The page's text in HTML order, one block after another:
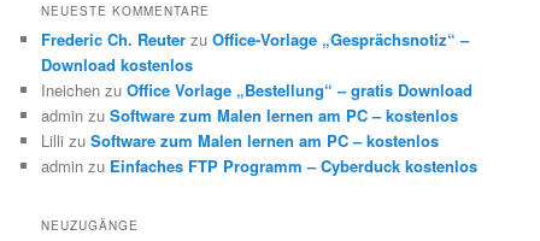
NEUESTE KOMMENTARE
Frederic Ch. Reuter zuOffice-Vorlage „Gesprächsnotiz“ –
Download kostenlos
Ineichen zuOffice Vorlage „Bestellung“ – gratis Download
admin zuSoftware zum Malen lernen am PC – kostenlos
Lilli zuSoftware zum Malen lernen am PC – kostenlos
admin zu Einfaches FTP Programm – Cyberduck kostenlos
NEUZUGÄNGE